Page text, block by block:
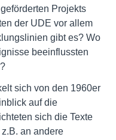
Projekts
der UDE vor allem
gibt es? Wo
beeinflussten
sich von den 1960er
auf die
sich die Texte
an andere